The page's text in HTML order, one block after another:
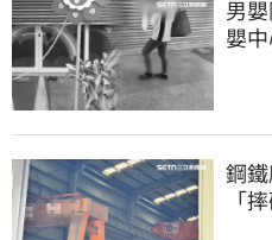
男
嬰
鋼
「